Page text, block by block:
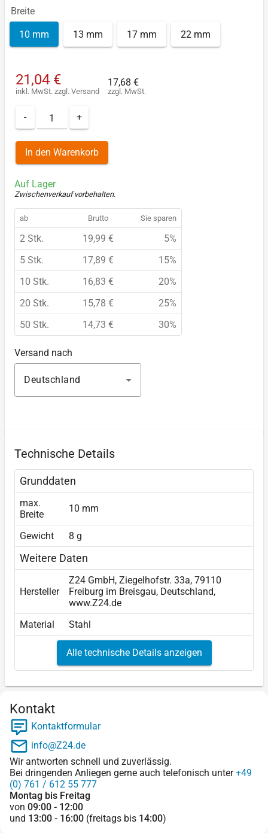
Breite
10 mm 13 mm 17 mm 22 mm
21,04 €
inkl. MwSt. zzgl. Versand
17,68 €
zzgl. MwSt.
- +
In den Warenkorb
Auf Lager
Zwischenverkauf vorbehalten.
ab Brutto Sie sparen
2 Stk. 19,99 €
5%
5 Stk.
17,89 €
15%
10 Stk.
16,83 €
20%
20 Stk.
15,78 €
25%
50 Stk.
14,73 € 30%
Versand nach
Deutschland
Technische Details
Grunddaten
max.
Breite
10 mm
Gewicht 8 g
Weitere Daten
Hersteller
Z24 GmbH, Ziegelhofstr. 33a, 79110
Freiburg im Breisgau, Deutschland,
www.Z24.de
Material
Stahl
Alle technische Details anzeigen
Kontakt
Kontaktformular
info@Z24.de
Wir antworten schnell und zuverlässig.
Bei dringenden Anliegen gerne auch telefonisch unter+49
(0) 761 / 612 55 777
Montag bis Freitag
von 09:00 - 12:00
und 13:00 - 16:00 (freitags bis 14:00)